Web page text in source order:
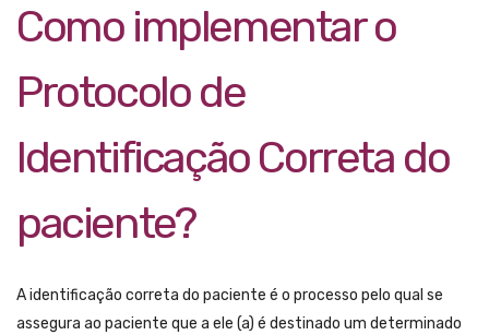
Como implementar o
Protocolo de
Identificação Correta do
paciente?
A identificação correta do paciente é o processo pelo qual se
assegura ao paciente que a ele (a) é destinado um determinado